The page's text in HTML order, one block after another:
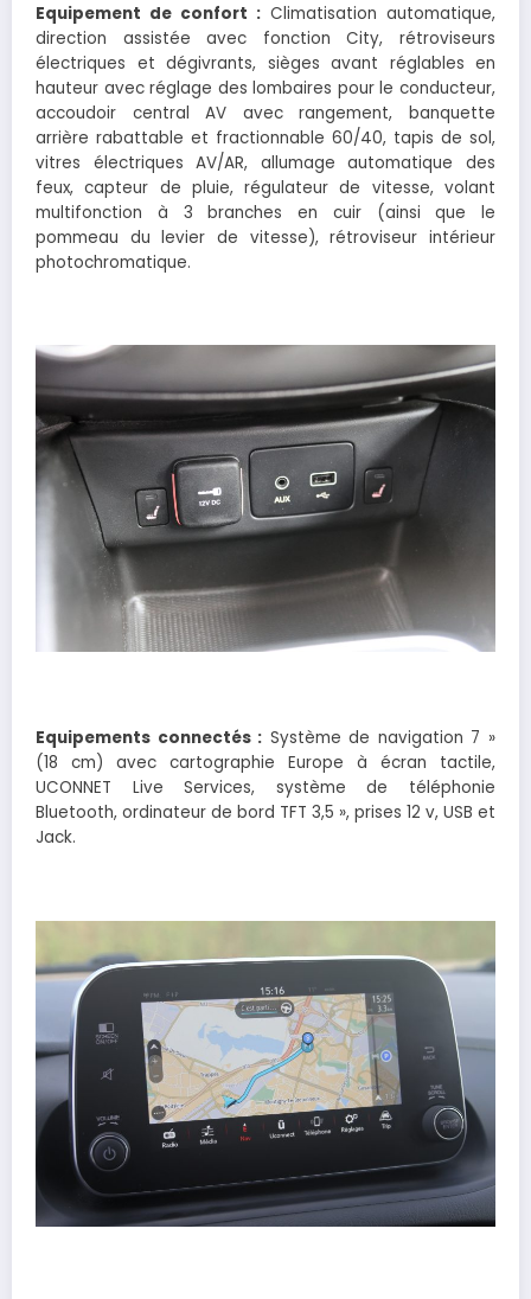
Equipement de confort : Climatisation automatique,
direction assistée avec fonction City, rétroviseurs
électriques et dégivrants, sièges avant réglables en
hauteur avec réglage des lombaires pour le conducteur,
accoudoir central AV avec rangement, banquette
arrière rabattable et fractionnable 60/40, tapis de sol,
vitres électriques AV/AR, allumage automatique des
feux, capteur de pluie, régulateur de vitesse, volant
multifonction à 3 branches en cuir (ainsi que le
pommeau du levier de vitesse), rétroviseur intérieur
photochromatique.
Equipements connectés : Système de navigation 7 »
(18 cm) avec cartographie Europe à écran tactile,
UCONNET Live Services, système de téléphonie
Bluetooth, ordinateur de bord TFT 3,5 », prises 12 v, USB et
Jack.